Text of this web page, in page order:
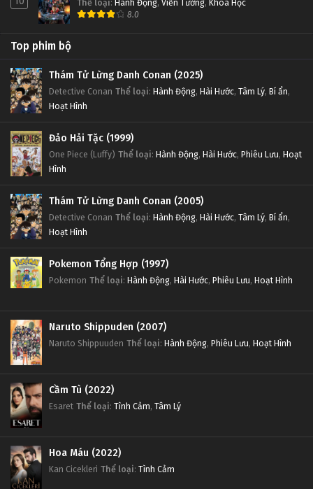
Thể loại: Hành Động, Viễn Tưởng, Khoa Học
8.0
Top phim bộ
Thám Tử Lừng Danh Conan (2025)
Detective Conan Thể loại: Hành Động, Hài Hước, Tâm Lý, Bí ẩn,
Hoạt Hình
Đảo Hải Tặc (1999)
One Piece (Luffy) Thể loại: Hành Động, Hài Hước, Phiêu Lưu, Hoạt
Hình
Thám Tử Lừng Danh Conan (2005)
Detective Conan Thể loại: Hành Động, Hài Hước, Tâm Lý, Bí ẩn,
Hoạt Hình
Pokemon Tổng Hợp (1997)
Pokemon Thể loại: Hành Động, Hài Hước, Phiêu Lưu, Hoạt Hình
Naruto Shippuden (2007)
Naruto Shippuuden Thể loại: Hành Động, Phiêu Lưu, Hoạt Hình
Cầm Tù (2022)
Esaret Thể loại: Tình Cảm, Tâm Lý
Hoa Máu (2022)
Kan Cicekleri Thể loại: Tình Cảm